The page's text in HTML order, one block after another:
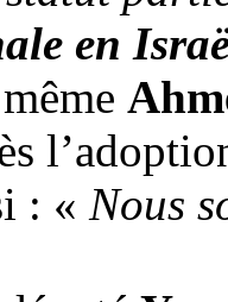
en
: « Nous